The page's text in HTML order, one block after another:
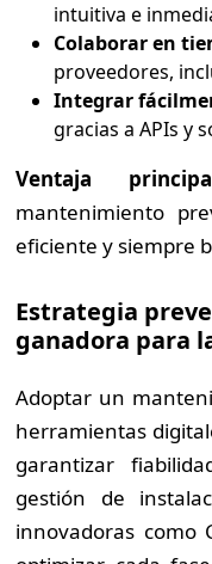
intuitiva e
Colaborar en
proveedores,
Integrar
gracias a APIs y
Ventaja
mantenimiento
eficiente y siempre
Estrategia
ganadora para
Adoptar un
herramientas
garantizar
gestión de
innovadoras como